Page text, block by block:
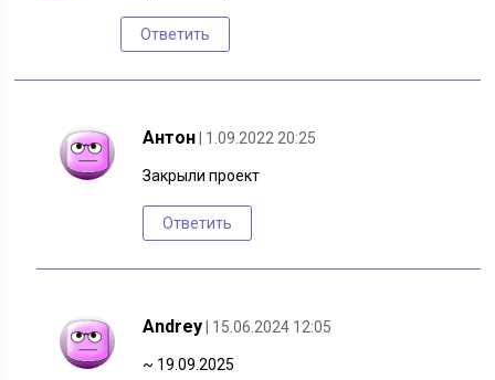
Ответить
Антон | 1.09.2022 20:25
Закрыли проект
Ответить
Andrey | 15.06.2024 12:05
~ 19.09.2025